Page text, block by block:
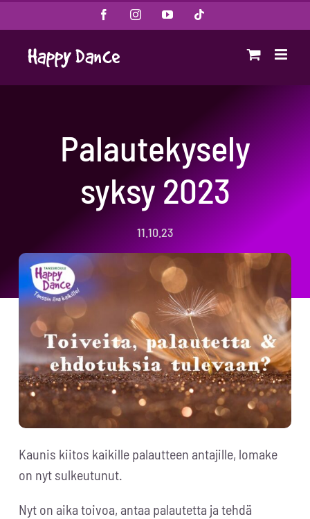
to
content
FacebookInstagramYouTube
Palautekysely
syksy 2023
11.10.23
Kaunis kiitos kaikille palautteen antajille, lomake
on nyt sulkeutunut.
Nyt on aika toivoa, antaa palautetta ja tehdä